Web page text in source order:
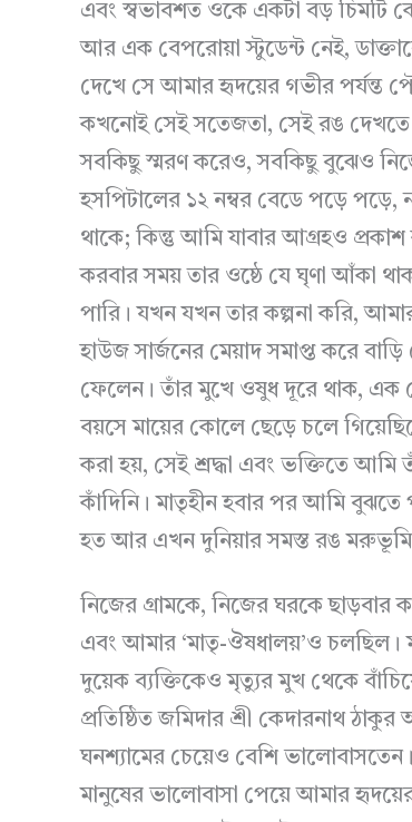
এবং স্বভাবশত ওকে একটা বড় চিমটি
আর এক বেপরোয়া স্টুডেন্ট নেই,
দেখে সে আমার হৃদয়ের গভীর পর্যন্ত
কখনোই সেই সতেজতা, সেই রঙ দেখতে
সবকিছু স্মরণ করেও, সবকিছু বুঝেও
হসপিটালের ১২ নম্বর বেডে পড়ে পড়ে,
থাকে; কিন্তু আমি যাবার আগ্রহও প্রকাশ
করবার সময় তার ওষ্ঠে যে ঘৃণা আঁকা
পারি। যখন যখন তার কল্পনা করি,
হাউজ সার্জনের মেয়াদ সমাপ্ত করে
ফেলেন। তাঁর মুখে ওষুধ দূরে থাক, এক
বয়সে মায়ের কোলে ছেড়ে চলে
করা হয়, সেই শ্রদ্ধা এবং ভক্তিতে
কাঁদিনি। মাতৃহীন হবার পর আমি বুঝতে
হত আর এখন দুনিয়ার সমস্ত রঙ মরুভূমির
নিজের গ্রামকে, নিজের ঘরকে ছাড়বার
এবং আমার ‘মাতৃ-ঔষধালয়’ও চলছিল।
দুয়েক ব্যক্তিকেও মৃত্যুর মুখ থেকে
প্রতিষ্ঠিত জমিদার শ্রী কেদারনাথ
ঘনশ্যামের চেয়েও বেশি
মানুষের ভালোবাসা পেয়ে আমার